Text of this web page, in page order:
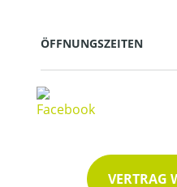
ÖFFNUNGSZEITEN
VERTRAG